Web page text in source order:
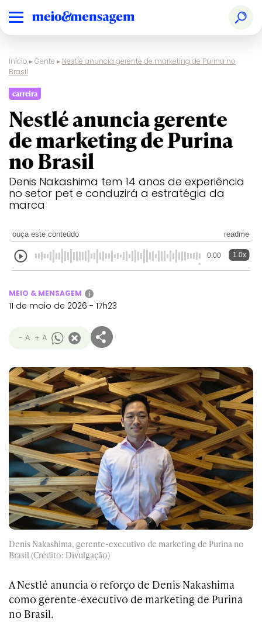
Início ▸Gente ▸ Nestlé anuncia gerente de marketing de Purina no
Brasil
carreira
Nestlé anuncia gerente
de marketing de Purina
no Brasil
Denis Nakashima tem 14 anos de experiência
no setor pet e conduzirá a estratégia da
marca
ouça este conteúdo readme
0:00 1.0x
MEIO & MENSAGEM i
11 de maio de 2026 - 17h23
- A + A
Denis Nakashima, gerente-executivo de marketing de Purina no
Brasil (Crédito: Divulgação)
A Nestlé anuncia o reforço de Denis Nakashima
como gerente-executivo de marketing de Purina
no Brasil.